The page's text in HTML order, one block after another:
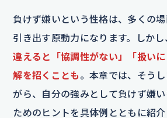
負けず嫌いという性格は、多くの
引き出す原動力になります。しかし
違えると「協調性がない」「扱い
解を招くことも 。本章では、そう
がら、自分の強みとして負けず嫌
ためのヒントを具体例とともに紹介